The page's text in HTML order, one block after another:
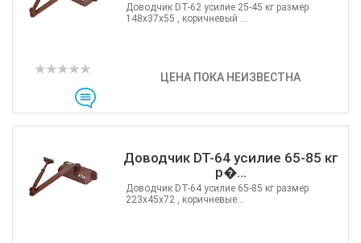
ЦЕНА ПОКА НЕИЗВЕСТНА
Доводчик DT-62 усилие 25-45 кг размер
148x37x55 , коричневый ...
Доводчик DT-64 усилие 65-85 кг
р�...
Доводчик DT-64 усилие 65-85 кг размер
223x45x72 , коричневые...